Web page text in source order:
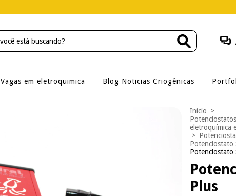
Vagas em eletroquimica Blog Noticias Criogênicas
Início >
eletroquímica
>
Potenciostato
Potenciostato
Plus